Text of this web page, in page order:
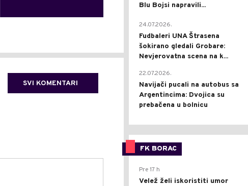
SVI KOMENTARI
Blu Bojsi napravili...
24.07.2026.
Fudbaleri UNA Štrasena
šokirano gledali Grobare:
Nevjerovatna scena na k...
22.07.2026.
Navijači pucali na autobus sa
Argentincima: Dvojica su
prebačena u bolnicu
FK BORAC
Pre 17 h
Velež želi iskoristiti umor